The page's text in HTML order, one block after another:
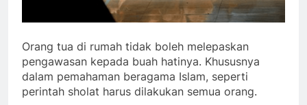
Orang tua di rumah tidak boleh melepaskan
pengawasan kepada buah hatinya. Khususnya
dalam pemahaman beragama Islam, seperti
perintah sholat harus dilakukan semua orang.